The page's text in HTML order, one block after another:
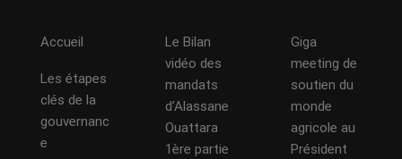
Accueil
Les étapes
clés de la
gouvernanc
e
Le Bilan
vidéo des
mandats
d’Alassane
Ouattara
1ère partie
Giga
meeting de
soutien du
monde
agricole au
Président